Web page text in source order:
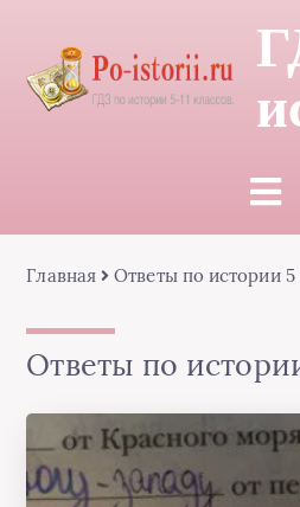
Главная Ответы по истории 5
Ответы по